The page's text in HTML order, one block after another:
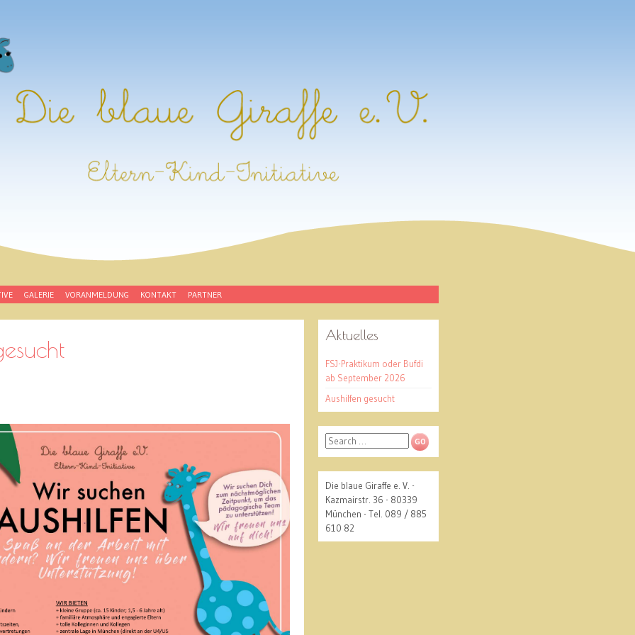
Giraffe e. V.
GALERIE VORANMELDUNG KONTAKT PARTNER
Aktuelles
FSJ-Praktikum oder Bufdi
ab September 2026
Aushilfen gesucht
Search
Die blaue Giraffe e. V. -
Kazmairstr. 36 - 80339
München - Tel. 089 / 885
610 82